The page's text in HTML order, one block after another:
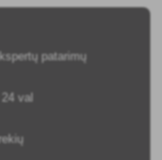
patarimų
val